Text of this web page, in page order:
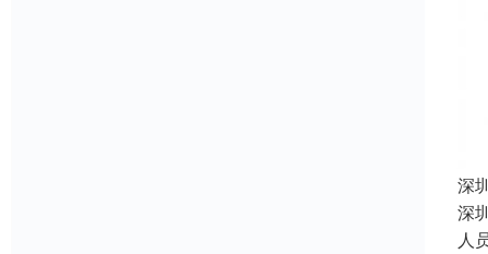
深
深
人